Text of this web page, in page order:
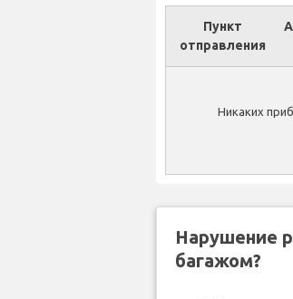
Пункт
отправления
Никаких
Нарушение
багажом?